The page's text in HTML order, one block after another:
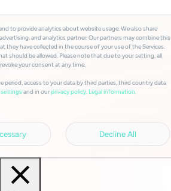
to provide analytics about website usage. We also share
and analytics partner. Our partners may combine this
have collected in the course of your use of the Services.
should be allowed. Please note that due to your setting, all
your consent at any time.
access to your data by third parties, third country data
and in ourprivacy policy. Legal information.
Decline All